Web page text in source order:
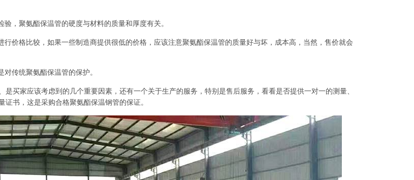
验，聚氨酯保温管的硬度与材料的质量和厚度有关。
行价格比较，如果一些制造商提供很低的价格，应该注意聚氨酯保温管的质量好与坏，成本高，当然，售价就会
传统聚氨酯保温管的保护。
是买家应该考虑到的几个重要因素，还有一个关于生产的服务，特别是售后服务，看看是否提供一对一的测量、
证书，这是采购合格聚氨酯保温钢管的保证。